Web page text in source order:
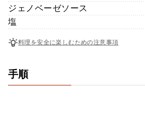
ジェノベーゼソース
塩
料理を安全に楽しむための注意事項
手順